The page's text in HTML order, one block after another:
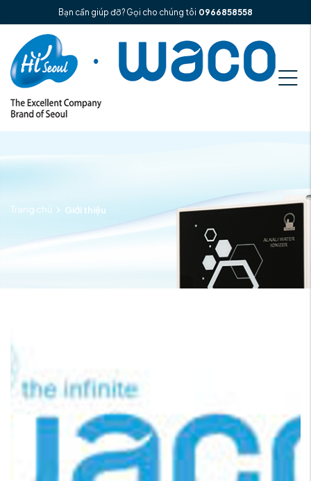
Bạn cần giúp đỡ? Gọi cho chúng tôi 0966858558
Trang chủ Giới thiệu